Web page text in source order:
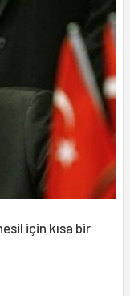
için kısa bir